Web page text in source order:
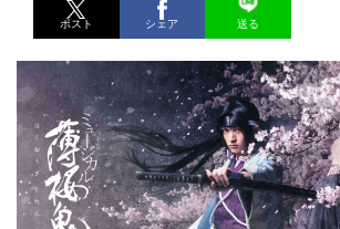
ポスト シェア 送る